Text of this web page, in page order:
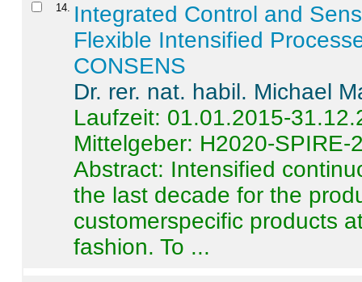
14
Integrated Control and
Flexible Intensified
CONSENS
Dr. rer. nat. habil. Michael
Laufzeit: 01.01.2015-
Mittelgeber: H2020-SPIRE-
Abstract: Intensified
the last decade for the
customerspecific products
fashion. To ...